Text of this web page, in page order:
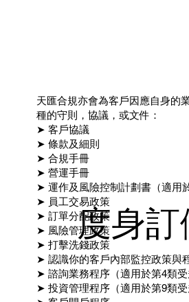
天匯合規亦會為客戶因應自身的
種的守則，協議，或文件：
➤ 客戶協議
➤ 條款及細則
➤ 合規手冊
➤ 營運手冊
➤ 運作及風險控制計劃書（適用
➤ 員工交易政策
➤ 訂單分配政策
➤ 風險管理政策
➤ 打擊洗錢政策
➤ 認識你的客戶內部監控政策與
➤ 諮詢業務程序（適用於第4類受
➤ 投資管理程序（適用於第9類受
度身訂